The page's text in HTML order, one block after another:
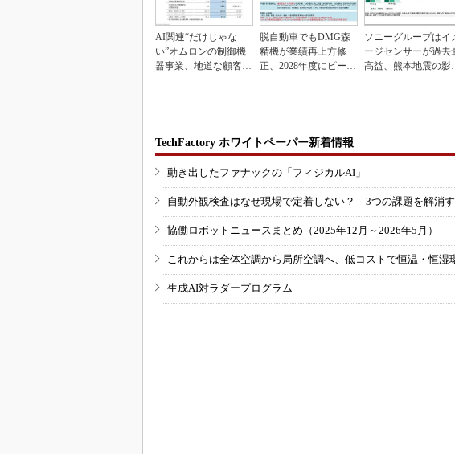
AI関連“だけじゃな
い”オムロンの制御機
器事業、地道な顧客基
脱自動車でもDMG森
精機が業績再上方修
正、2028年度にピーク
ソニーグループはイ
ージセンサーが過去
高益、熊本地震の影
TechFactory ホワイトペーパー新着情報
動き出したファナックの「フィジカルAI」
自動外観検査はなぜ現場で定着しない？ 3つの課題を解消
協働ロボットニュースまとめ（2025年12月～2026年5月）
これからは全体空調から局所空調へ、低コストで恒温・恒湿
生成AI対ラダープログラム